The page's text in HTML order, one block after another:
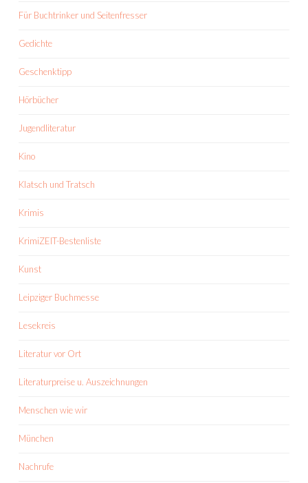
Für Buchtrinker und Seitenfresser
Gedichte
Geschenktipp
Hörbücher
Jugendliteratur
Kino
Klatsch und Tratsch
Krimis
KrimiZEIT-Bestenliste
Kunst
Leipziger Buchmesse
Lesekreis
Literatur vor Ort
Literaturpreise u. Auszeichnungen
Menschen wie wir
München
Nachrufe